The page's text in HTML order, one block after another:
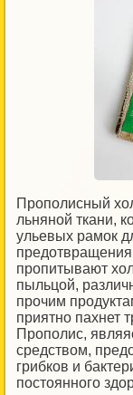
Прополисный
льняной ткани,
ульевых рамок
пропитывают
пыльцой,
прочим
приятно пахнет
Прополис,
средством,
грибков и
постоянного